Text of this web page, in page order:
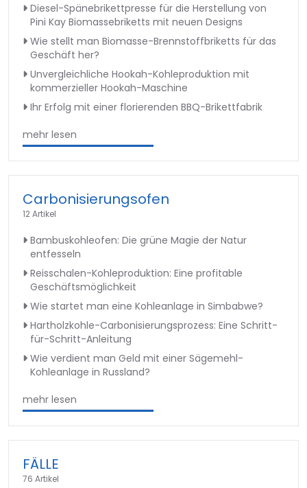
Diesel-Spänebrikettpresse für die Herstellung von
Pini Kay Biomassebriketts mit neuen Designs
Wie stellt man Biomasse-Brennstoffbriketts für das
Geschäft her?
Unvergleichliche Hookah-Kohleproduktion mit
kommerzieller Hookah-Maschine
Ihr Erfolg mit einer florierenden BBQ-Brikettfabrik
mehr lesen
Carbonisierungsofen
12 Artikel
Bambuskohleofen: Die grüne Magie der Natur
entfesseln
Reisschalen-Kohleproduktion: Eine profitable
Geschäftsmöglichkeit
Wie startet man eine Kohleanlage in Simbabwe?
Hartholzkohle-Carbonisierungsprozess: Eine Schritt-
für-Schritt-Anleitung
Wie verdient man Geld mit einer Sägemehl-
Kohleanlage in Russland?
mehr lesen
FÄLLE
76 Artikel